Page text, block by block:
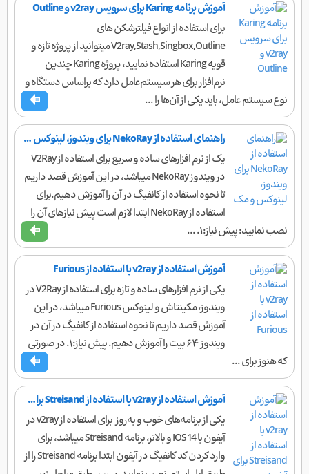
آموزش برنامه Karing برای سرویس v2ray و Outline
برای استفاده از انواع فیلتر‌شکن های
V2ray,Stash,Singbox,Outline میتوانید از پروژه تازه و
قویه Karing استفاده نمایید، پروژه Karing چندین
نرم‌افزار برای هر سیستم‌عامل دارد که براساس دستگاه و
نوع سیستم‌ عامل، باید یکی از آن‌ها را ...
راهنمای استفاده از NekoRay برای ویندوز، لینوکس و مک
یک از نرم افزارهای ساده و سریع برای استفاده از V2Ray
در ویندوز NekoRay میباشد، در این آموزش قصد داریم
تا نحوه استفاده از کانفیگ در آن را آموزش دهیم.برای
استفاده از NekoRay ابتدا لازم است پیش نیاز‌های آن را
نصب نمایید: پیش نیاز:۱. ...
آموزش استفاده از v2ray با استفاده از Furious
یکی از نرم افزارهای ساده و تازه برای استفاده از V2Ray در
ویندوز، مکینتاش و لینوکس Furious میباشد، در این
آموزش قصد داریم تا نحوه استفاده از کانفیگ در آن در
ویندوز ۶۴ بیت را آموزش دهیم. پیش نیاز:۱. در صورتی
که هنوز برای ...
آموزش استفاده از v2ray با استفاده از Streisand برای آیفون
یکی از برنامه‌های خوب و به‌روز برای استفاده از v2ray در
آیفون با IOS 14 و بالاتر، برنامه Streisand میباشد، برای
وارد کردن کد کانفیگ در آیفون ابتدا برنامه Streisand را از